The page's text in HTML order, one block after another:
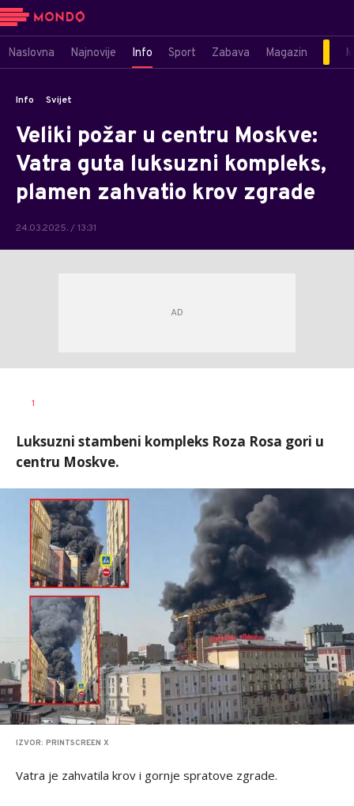
Naslovna Najnovije Info Sport Zabava Magazin
Info Svijet
Veliki požar u centru Moskve:
Vatra guta luksuzni kompleks,
plamen zahvatio krov zgrade
24.03.2025. / 13:31
AUTOR
1
Luksuzni stambeni kompleks Roza Rosa gori u
centru Moskve.
IZVOR: PRINTSCREEN X
Vatra je zahvatila krov i gornje spratove zgrade.